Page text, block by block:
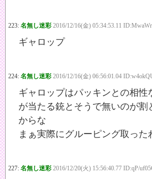
223: 名無し迷彩 2016/12/16(金) 05:34:53.11
ギャロップ
224: 名無し迷彩 2016/12/16(金) 06:56:01.04
ギャロップはパッキンとの相性
が当たる銃とそうで無いのが割
からな
まぁ実際にグルーピング取った
227: 名無し迷彩 2016/12/20(火) 15:56:40.77 ID:qP/